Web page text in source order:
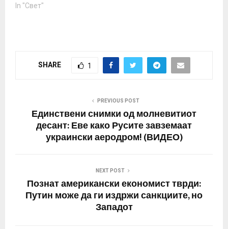
Киев може да доведе
доведе до Трета
In "Свет"
SHARE 1
PREVIOUS POST
Единствени снимки од молневитиот
десант: Еве како Русите завземаат
украински аеродром! (ВИДЕО)
NEXT POST
Познат американски економист тврди:
Путин може да ги издржи санкциите, но
Западот